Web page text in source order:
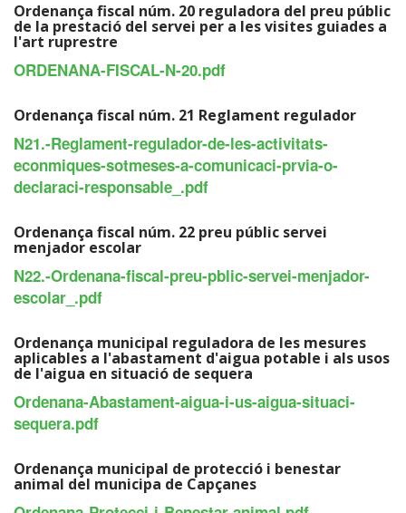
Ordenança fiscal núm. 20 reguladora del preu públic
de la prestació del servei per a les visites guiades a
l'art ruprestre
ORDENANA-FISCAL-N-20.pdf
Ordenança fiscal núm. 21 Reglament regulador
N21.-Reglament-regulador-de-les-activitats-
econmiques-sotmeses-a-comunicaci-prvia-o-
declaraci-responsable_.pdf
Ordenança fiscal núm. 22 preu públic servei
menjador escolar
N22.-Ordenana-fiscal-preu-pblic-servei-menjador-
escolar_.pdf
Ordenança municipal reguladora de les mesures
aplicables a l'abastament d'aigua potable i als usos
de l'aigua en situació de sequera
Ordenana-Abastament-aigua-i-us-aigua-situaci-
sequera.pdf
Ordenança municipal de protecció i benestar
animal del municipa de Capçanes